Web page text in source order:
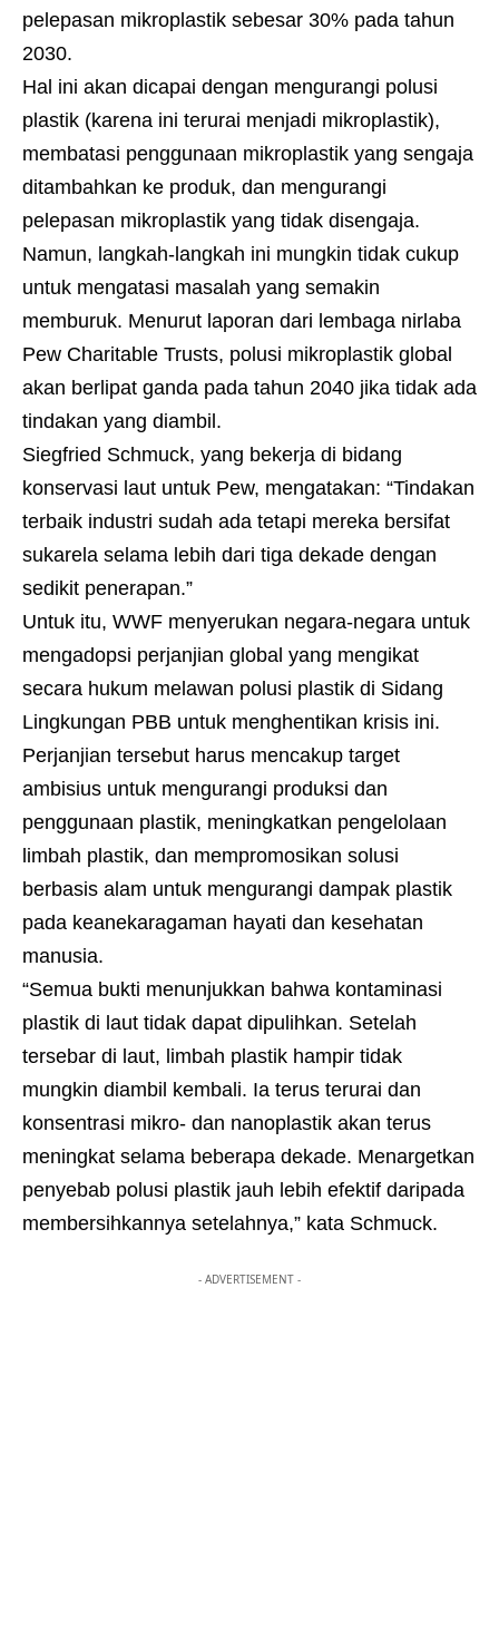
pelepasan mikroplastik sebesar 30% pada tahun
2030.
Hal ini akan dicapai dengan mengurangi polusi
plastik (karena ini terurai menjadi mikroplastik),
membatasi penggunaan mikroplastik yang sengaja
ditambahkan ke produk, dan mengurangi
pelepasan mikroplastik yang tidak disengaja.
Namun, langkah-langkah ini mungkin tidak cukup
untuk mengatasi masalah yang semakin
memburuk. Menurut laporan dari lembaga nirlaba
Pew Charitable Trusts, polusi mikroplastik global
akan berlipat ganda pada tahun 2040 jika tidak ada
tindakan yang diambil.
Siegfried Schmuck, yang bekerja di bidang
konservasi laut untuk Pew, mengatakan: “Tindakan
terbaik industri sudah ada tetapi mereka bersifat
sukarela selama lebih dari tiga dekade dengan
sedikit penerapan.”
Untuk itu, WWF menyerukan negara-negara untuk
mengadopsi perjanjian global yang mengikat
secara hukum melawan polusi plastik di Sidang
Lingkungan PBB untuk menghentikan krisis ini.
Perjanjian tersebut harus mencakup target
ambisius untuk mengurangi produksi dan
penggunaan plastik, meningkatkan pengelolaan
limbah plastik, dan mempromosikan solusi
berbasis alam untuk mengurangi dampak plastik
pada keanekaragaman hayati dan kesehatan
manusia.
“Semua bukti menunjukkan bahwa kontaminasi
plastik di laut tidak dapat dipulihkan. Setelah
tersebar di laut, limbah plastik hampir tidak
mungkin diambil kembali. Ia terus terurai dan
konsentrasi mikro- dan nanoplastik akan terus
meningkat selama beberapa dekade. Menargetkan
penyebab polusi plastik jauh lebih efektif daripada
membersihkannya setelahnya,” kata Schmuck.
- ADVERTISEMENT -